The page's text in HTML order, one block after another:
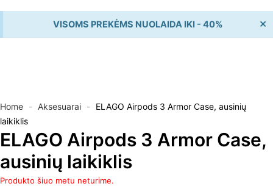
VISOMS PREKĖMS NUOLAIDA IKI - 40% ×
Home - Aksesuarai - ELAGO Airpods 3 Armor Case, ausinių
laikiklis
ELAGO Airpods 3 Armor Case,
ausinių laikiklis
Produkto šiuo metu neturime.